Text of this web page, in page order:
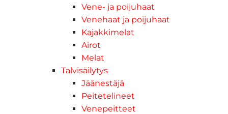
Vene- ja poijuhaat
Venehaat ja poijuhaat
Kajakkimelat
Airot
Melat
Talvisäilytys
Jäänestäjä
Peitetelineet
Venepeitteet